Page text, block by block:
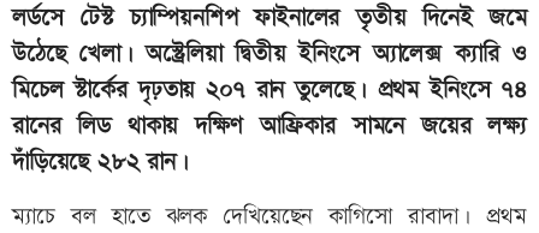
লর্ডসে টেস্ট চ্যাম্পিয়নশিপ ফাইনালের তৃতীয় দিনেই জমে
উঠেছে খেলা। অস্ট্রেলিয়া দ্বিতীয় ইনিংসে অ্যালেক্স ক্যারি ও
মিচেল স্টার্কের দৃঢ়তায় ২০৭ রান তুলেছে। প্রথম ইনিংসে ৭৪
রানের লিড থাকায় দক্ষিণ আফ্রিকার সামনে জয়ের লক্ষ্য
দাঁড়িয়েছে ২৮২ রান।
ম্যাচে বল হাতে ঝলক দেখিয়েছেন কাগিসো রাবাদা। প্রথম